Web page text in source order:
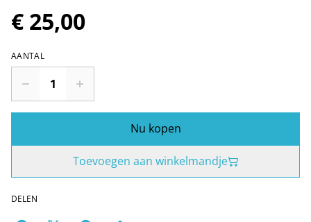
€ 25,00
AANTAL
Nu kopen
Toevoegen aan winkelmandje
DELEN